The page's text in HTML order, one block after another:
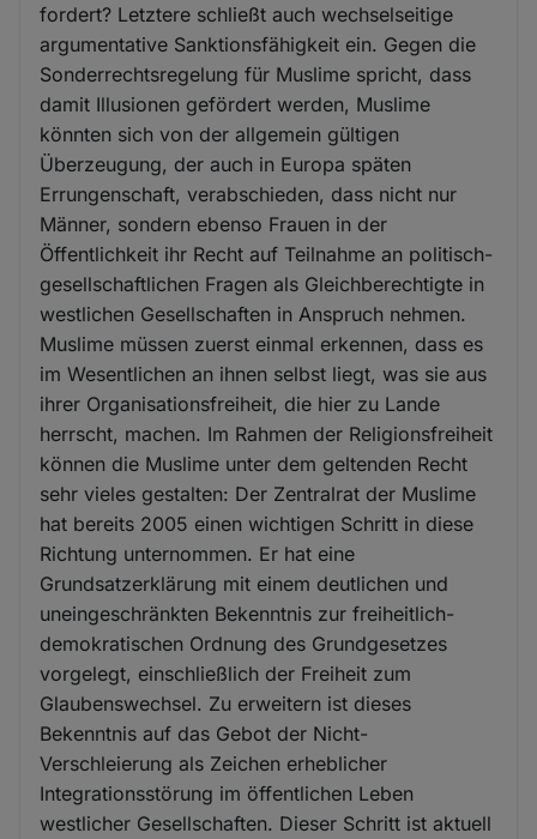
fordert? Letztere schließt auch wechselseitige
argumentative Sanktionsfähigkeit ein. Gegen die
Sonderrechtsregelung für Muslime spricht, dass
damit Illusionen gefördert werden, Muslime
könnten sich von der allgemein gültigen
Überzeugung, der auch in Europa späten
Errungenschaft, verabschieden, dass nicht nur
Männer, sondern ebenso Frauen in der
Öffentlichkeit ihr Recht auf Teilnahme an politisch-
gesellschaftlichen Fragen als Gleichberechtigte in
westlichen Gesellschaften in Anspruch nehmen.
Muslime müssen zuerst einmal erkennen, dass es
im Wesentlichen an ihnen selbst liegt, was sie aus
ihrer Organisationsfreiheit, die hier zu Lande
herrscht, machen. Im Rahmen der Religionsfreiheit
können die Muslime unter dem geltenden Recht
sehr vieles gestalten: Der Zentralrat der Muslime
hat bereits 2005 einen wichtigen Schritt in diese
Richtung unternommen. Er hat eine
Grundsatzerklärung mit einem deutlichen und
uneingeschränkten Bekenntnis zur freiheitlich-
demokratischen Ordnung des Grundgesetzes
vorgelegt, einschließlich der Freiheit zum
Glaubenswechsel. Zu erweitern ist dieses
Bekenntnis auf das Gebot der Nicht-
Verschleierung als Zeichen erheblicher
Integrationsstörung im öffentlichen Leben
westlicher Gesellschaften. Dieser Schritt ist aktuell